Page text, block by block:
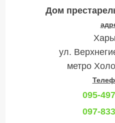
Дом
ул.
метро
095-
097-